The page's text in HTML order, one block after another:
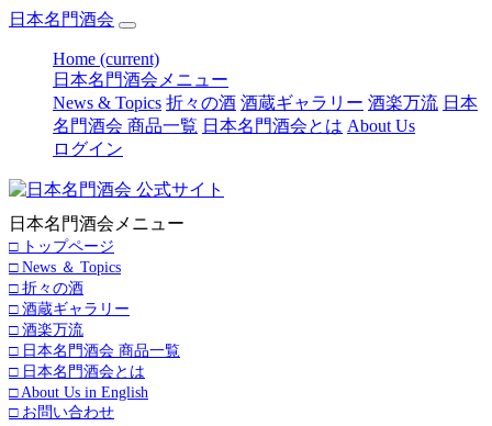
日本名門酒会
Home (current)
日本名門酒会メニュー
News & Topics 折々の酒 酒蔵ギャラリー 酒楽万流 日本
名門酒会 商品一覧 日本名門酒会とは About Us
ログイン
日本名門酒会メニュー
□ トップページ
□ News ＆ Topics
□ 折々の酒
□ 酒蔵ギャラリー
□ 酒楽万流
□ 日本名門酒会 商品一覧
□ 日本名門酒会とは
□ About Us in English
□ お問い合わせ